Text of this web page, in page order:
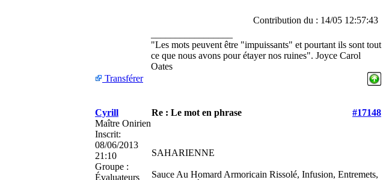
Contribution du : 14/05 12:57:43
"Les mots peuvent être "impuissants" et pourtant ils sont tout
ce que nous avons pour étayer nos ruines". Joyce Carol
Oates
Transférer
Cyrill Re : Le mot en phrase
#17148
Maître Onirien
Inscrit:
08/06/2013
21:10
Groupe :
Évaluateurs
SAHARIENNE
Sauce Au Homard Armoricain Rissolé, Infusion, Entremets,